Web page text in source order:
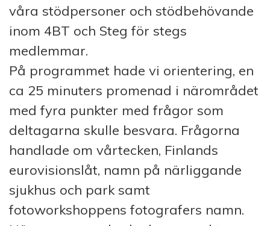
våra stödpersoner och stödbehövande
inom 4BT och Steg för stegs
medlemmar.
På programmet hade vi orientering, en
ca 25 minuters promenad i närområdet
med fyra punkter med frågor som
deltagarna skulle besvara. Frågorna
handlade om vårtecken, Finlands
eurovisionslåt, namn på närliggande
sjukhus och park samt
fotoworkshoppens fotografers namn.